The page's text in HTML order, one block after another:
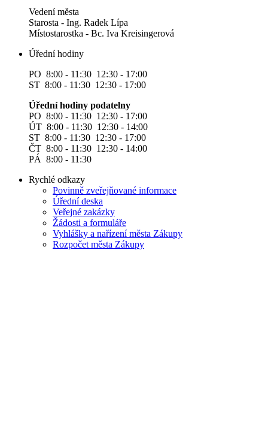
Vedení města
Starosta - Ing. Radek Lípa
Místostarostka - Bc. Iva Kreisingerová
Úřední hodiny
PO 8:00 - 11:30 12:30 - 17:00
ST 8:00 - 11:30 12:30 - 17:00
Úřední hodiny podatelny
PO 8:00 - 11:30 12:30 - 17:00
ÚT 8:00 - 11:30 12:30 - 14:00
ST 8:00 - 11:30 12:30 - 17:00
ČT 8:00 - 11:30 12:30 - 14:00
PÁ 8:00 - 11:30
Rychlé odkazy
Povinně zveřejňované informace
Úřední deska
Veřejné zakázky
Žádosti a formuláře
Vyhlášky a nařízení města Zákupy
Rozpočet města Zákupy